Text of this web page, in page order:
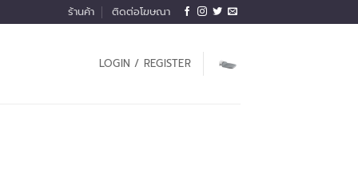
ร้านค้า ติดต่อโฆษณา
LOGIN / REGISTER